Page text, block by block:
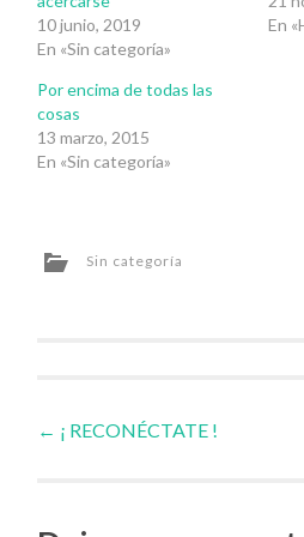
10 junio, 2019
En «Sin categoría»
En
Por encima de todas las
cosas
13 marzo, 2015
En «Sin categoría»
Sin categoría
Navegador
← ¡ RECONÉCTATE !